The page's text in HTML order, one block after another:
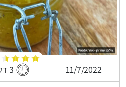
11/7/2022 3 דקות